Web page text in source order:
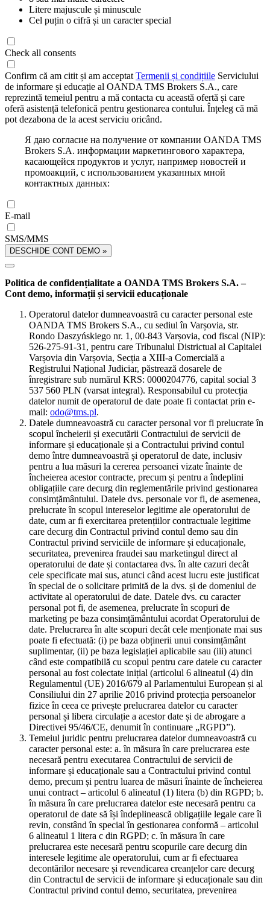
Litere majuscule și minuscule
Cel puțin o cifră și un caracter special
Check all consents
Confirm că am citit și am acceptat Termenii și condițiile Serviciului
de informare și educație al OANDA TMS Brokers S.A., care
reprezintă temeiul pentru a mă contacta cu această ofertă și care
oferă asistență telefonică pentru gestionarea contului. Înțeleg că mă
pot dezabona de la acest serviciu oricând.
Я даю согласие на получение от компании OANDA TMS
Brokers S.A. информации маркетингового характера,
касающейся продуктов и услуг, например новостей и
промоакций, с использованием указанных мной
контактных данных:
E-mail
SMS/MMS
DESCHIDE CONT DEMO »
Politica de confidențialitate a OANDA TMS Brokers S.A. –
Cont demo, informații și servicii educaționale
Operatorul datelor dumneavoastră cu caracter personal este
OANDA TMS Brokers S.A., cu sediul în Varșovia, str.
Rondo Daszyńskiego nr. 1, 00-843 Varșovia, cod fiscal (NIP):
526-275-91-31, pentru care Tribunalul Districtual al Capitalei
Varșovia din Varșovia, Secția a XIII-a Comercială a
Registrului Național Judiciar, păstrează dosarele de
înregistrare sub numărul KRS: 0000204776, capital social 3
537 560 PLN (varsat integral). Responsabilul cu protecția
datelor numit de operatorul de date poate fi contactat prin e-
mail: odo@tms.pl.
Datele dumneavoastră cu caracter personal vor fi prelucrate în
scopul încheierii și executării Contractului de servicii de
informare și educaționale și a Contractului privind contul
demo între dumneavoastră și operatorul de date, inclusiv
pentru a lua măsuri la cererea persoanei vizate înainte de
încheierea acestor contracte, precum și pentru a îndeplini
obligațiile care decurg din reglementările privind gestionarea
consimțământului. Datele dvs. personale vor fi, de asemenea,
prelucrate în scopul intereselor legitime ale operatorului de
date, cum ar fi exercitarea pretențiilor contractuale legitime
care decurg din Contractul privind contul demo sau din
Contractul privind serviciile de informare și educaționale,
securitatea, prevenirea fraudei sau marketingul direct al
operatorului de date și contactarea dvs. în alte cazuri decât
cele specificate mai sus, atunci când acest lucru este justificat
în special de o solicitare primită de la dvs. și de domeniul de
activitate al operatorului de date. Datele dvs. cu caracter
personal pot fi, de asemenea, prelucrate în scopuri de
marketing pe baza consimțământului acordat Operatorului de
date. Prelucrarea în alte scopuri decât cele menționate mai sus
poate fi efectuată: (i) pe baza obținerii unui consimțământ
suplimentar, (ii) pe baza legislației aplicabile sau (iii) atunci
când este compatibilă cu scopul pentru care datele cu caracter
personal au fost colectate inițial (articolul 6 alineatul (4) din
Regulamentul (UE) 2016/679 al Parlamentului European și al
Consiliului din 27 aprilie 2016 privind protecția persoanelor
fizice în ceea ce privește prelucrarea datelor cu caracter
personal și libera circulație a acestor date și de abrogare a
Directivei 95/46/CE, denumit în continuare „RGPD”).
Temeiul juridic pentru prelucrarea datelor dumneavoastră cu
caracter personal este: a. în măsura în care prelucrarea este
necesară pentru executarea Contractului de servicii de
informare și educaționale sau a Contractului privind contul
demo, precum și pentru luarea de măsuri înainte de încheierea
unui contract – articolul 6 alineatul (1) litera (b) din RGPD; b.
în măsura în care prelucrarea datelor este necesară pentru ca
operatorul de date să își îndeplinească obligațiile legale care îi
revin, constând în special în gestionarea conformă – articolul
6 alineatul 1 litera c din RGPD; c. în măsura în care
prelucrarea este necesară pentru scopurile care decurg din
interesele legitime ale operatorului, cum ar fi efectuarea
decontărilor necesare și revendicarea creanțelor care decurg
din Contractul de servicii de informare și educaționale sau din
Contractul privind contul demo, securitatea, prevenirea